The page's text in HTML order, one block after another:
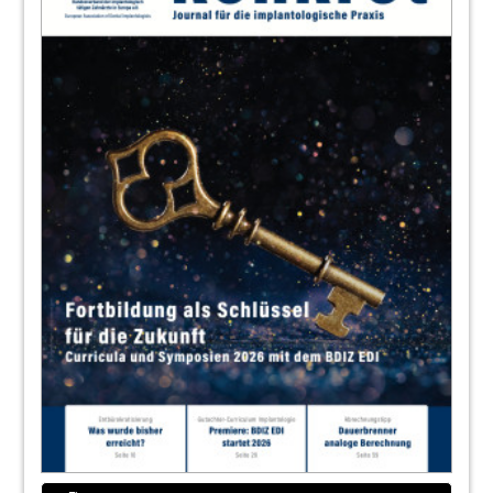
34 Der BDIZ EDI gratuliert – Geburtstage
Christian Berger namens des Vorstandes des
Mit Teamgeist ins große Finale –
Curriculum Süd 2 erfolgreich
abgeschlossen
Redaktion
Sensibles Spannungsfeld zwischen
Zahnmedizin und Recht – Rückblick auf
die 36. Gutachterkonferenz Implantologie
Chefredakteurin Anita Wuttke
40Wichtige Weichenstellungen –
Mitgliederversammlung des BDIZ EDI 2026
Chefredakteurin Anita Wuttke